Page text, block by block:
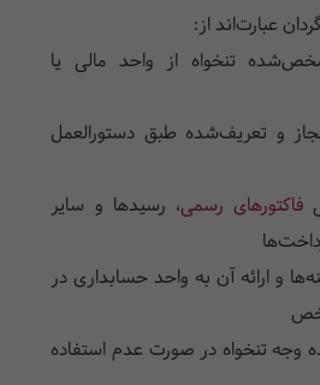
عبارت‌اند از:
تنخواه از واحد مالی یا
و تعریف‌شده طبق دستورالعمل
فاکتورهای رسمی، رسیدها و سایر
و ارائه آن به واحد حسابداری در
وجه تنخواه در صورت عدم استفاده